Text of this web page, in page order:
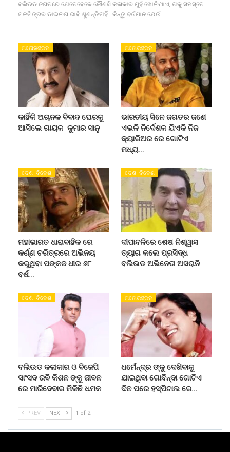
ବଲିଉଡ ଜଗତରେ ଯେତେବେଳେ କୌଣସି କଳାକାର ମୁହଁ ଖୋଲିଥାଏ, ତାକୁ ସମସ୍ତେ
ଚଳଚିତ୍ରର ଡାଇଲଗ ଭାବି ଶୁଣନ୍ତିନାହିଁ , କିନ୍ତୁ ବର୍ତମାନ ଯେଉଁ…
ମନୋରଞ୍ଜନ
କାହିଁକି ଅଚାନକ ବିବାଦ ଘେରକୁ
ଆସିଲେ ଗାୟକ କୁମାର ସାନୁ
ମନୋରଞ୍ଜନ
ଭାରତୀୟ ସିନେ ଜଗତର ଜଣେ
ଏଭଳି ନିର୍ଦେଶକ ଯିଏକି ନିଜ
କ୍ୟାରିଅର ରେ ଗୋଟିଏ
ମଧ୍ୟ…
ଦେଶ- ବିଦେଶ
ମହାଭାରତ ଧାରାବାହିକ ରେ
କର୍ଣ୍ଣ ଚରିତ୍ରରେ ଅଭିନୟ
କରୁଥିବା ପଙ୍କଜ ଧୀର ୬୮
ବର୍ଷ…
ଦେଶ- ବିଦେଶ
ଦୀପାବଳିରେ ଶେଷ ନିଶ୍ୱାସ
ତ୍ୟାଗ କଲେ ପ୍ରସିଦ୍ଧ
ବଲିଉଡ ଅଭିନେତା ଅସରାନି
ଦେଶ- ବିଦେଶ
ବଲିଉଡ କଳାକାର ଓ ବିଜେପି
ସାଂସଦ ରବି କିଶନ ଙ୍କୁ ଜୀବନ
ରେ ମାରିଦେବାର ମିଳିଛି ଧମକ
ମନୋରଞ୍ଜନ
ଧର୍ମେନ୍ଦ୍ର ଙ୍କୁ ଦେଖିବାକୁ
ଯାଇଥିବା ଗୋବିନ୍ଦା ଗୋଟିଏ
ଦିନ ପରେ ହସ୍ପିଟାଲ ରେ…
PREV NEXT 1 of 2